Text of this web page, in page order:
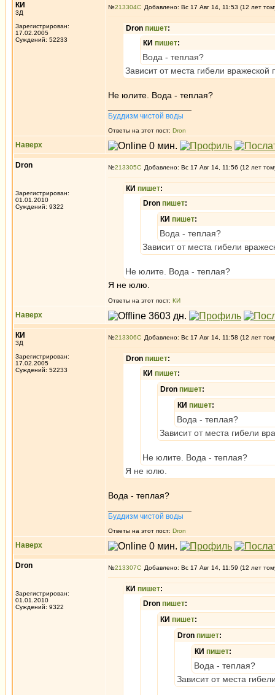
КИ
3Д
Зарегистрирован:
17.02.2005
Суждений: 52233
№213304 Добавлено: Вс 17 Авг 14, 11:53 (12 лет
Dron пишет:
КИ пишет:
Вода - теплая?
Зависит от места гибели вражеской
Не юлите. Вода - теплая?
Буддизм чистой воды
Ответы на этот пост: Dron
Наверх
Dron
Зарегистрирован:
01.01.2010
Суждений: 9322
№213305 Добавлено: Вс 17 Авг 14, 11:56 (12 лет
КИ пишет:
Dron пишет:
КИ пишет:
Вода - теплая?
Зависит от места гибели
Не юлите. Вода - теплая?
Я не юлю.
Ответы на этот пост: КИ
Наверх
КИ
3Д
Зарегистрирован:
17.02.2005
Суждений: 52233
№213306 Добавлено: Вс 17 Авг 14, 11:58 (12 лет
Dron пишет:
КИ пишет:
Dron пишет:
КИ пишет:
Вода - теплая?
Зависит от места гибели
Не юлите. Вода - теплая?
Я не юлю.
Вода - теплая?
Буддизм чистой воды
Ответы на этот пост: Dron
Наверх
Dron
Зарегистрирован:
01.01.2010
Суждений: 9322
№213307 Добавлено: Вс 17 Авг 14, 11:59 (12 лет
КИ пишет:
Dron пишет:
КИ пишет:
Dron пишет:
КИ пишет:
Вода - теплая?
Зависит от места